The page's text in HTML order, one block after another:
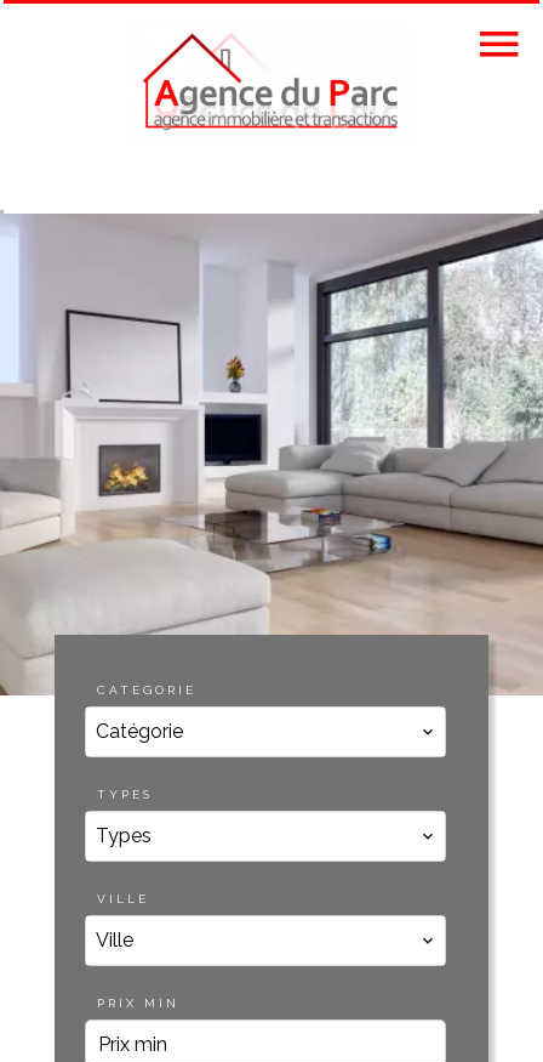
CATÉGORIE
Catégorie
TYPES
Types
VILLE
Ville
PRIX MIN